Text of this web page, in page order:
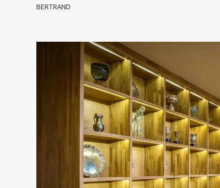
BERTRAND